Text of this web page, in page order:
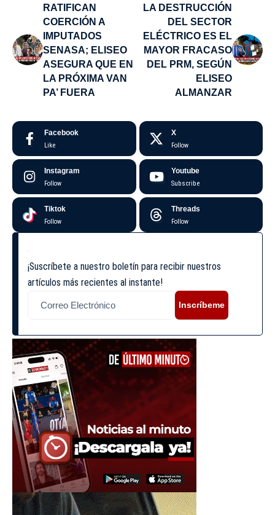
RATIFICAN
COERCIÓN A
IMPUTADOS
SENASA; ELISEO
ASEGURA QUE EN
LA PRÓXIMA VAN
PA’ FUERA
LA DESTRUCCIÓN
DEL SECTOR
ELÉCTRICO ES EL
MAYOR FRACASO
DEL PRM, SEGÚN
ELISEO
ALMANZAR
Facebook
Like
X
Follow
Instagram
Follow
Youtube
Subscribe
Tiktok
Follow
Threads
Follow
¡Suscríbete a nuestro boletín para recibir nuestros
artículos más recientes al instante!
Inscríbeme